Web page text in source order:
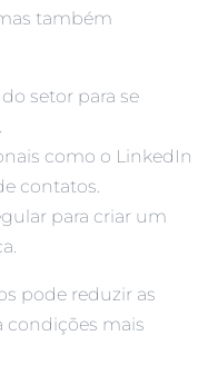
também
setor para se
como o LinkedIn
contatos.
para criar um
pode reduzir as
condições mais